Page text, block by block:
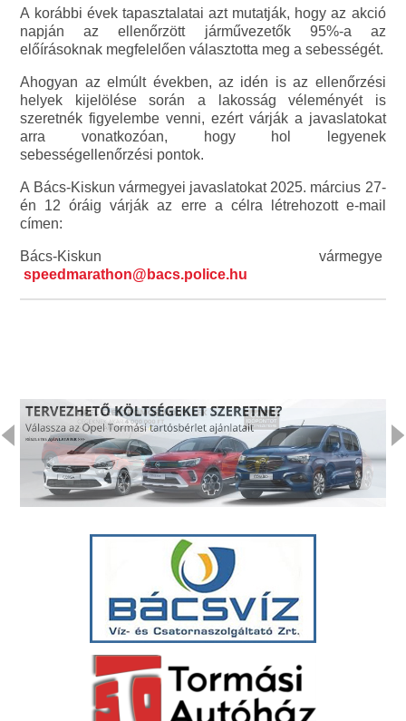
A korábbi évek tapasztalatai azt mutatják, hogy az akció
napján az ellenőrzött járművezetők 95%-a az
előírásoknak megfelelően választotta meg a sebességét.
Ahogyan az elmúlt években, az idén is az ellenőrzési
helyek kijelölése során a lakosság véleményét is
szeretnék figyelembe venni, ezért várják a javaslatokat
arra vonatkozóan, hogy hol legyenek
sebességellenőrzési pontok.
A Bács-Kiskun vármegyei javaslatokat 2025. március 27-
én 12 óráig várják az erre a célra létrehozott e-mail
címen:
Bács-Kiskun vármegye
speedmarathon@bacs.police.hu